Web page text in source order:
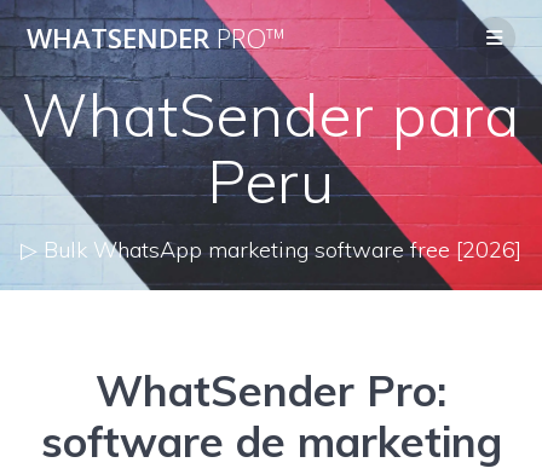
to
WHATSENDERPRO™
WhatSender para
Peru
▷ Bulk WhatsApp marketing software free [2026]
WhatSender Pro:
software de marketing